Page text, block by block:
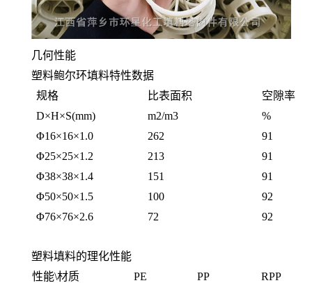
几何性能
塑料鲍尔环填料特性数据
规格
D×H×S(mm)
比表面积
m2/m3
空隙率
%
Φ16×16×1.0
262
91
Φ25×25×1.2
213
91
Φ38×38×1.4
151
91
Φ50×50×1.5
100
92
Φ76×76×2.6
72 92
塑料填料的理化性能
性能\材质
PE
PP
RPP